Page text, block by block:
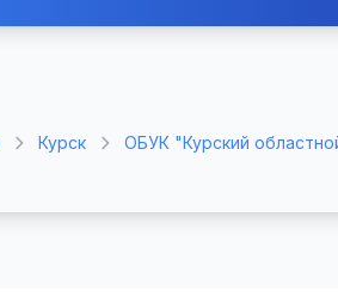
Курск ОБУК "Курский